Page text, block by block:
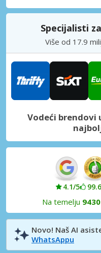
Specijalisti
Više od 17.9
Vodeći brendovi
4.1/5
Na temelju
Novo! Naš AI
WhatsAppu